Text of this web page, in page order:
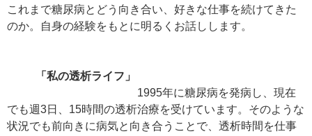
これまで糖尿病とどう向き合い、好きな仕事を続けてきた
のか。自身の経験をもとに明るくお話しします。
「私の透析ライフ」
1995年に糖尿病を発病し、現在
でも週3日、15時間の透析治療を受けています。そのような
状況でも前向きに病気と向き合うことで、透析時間を仕事